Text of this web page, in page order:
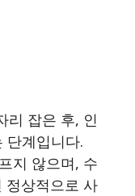
리 잡은 후, 인
단계입니다.
지 않으며, 수
정상적으로 사